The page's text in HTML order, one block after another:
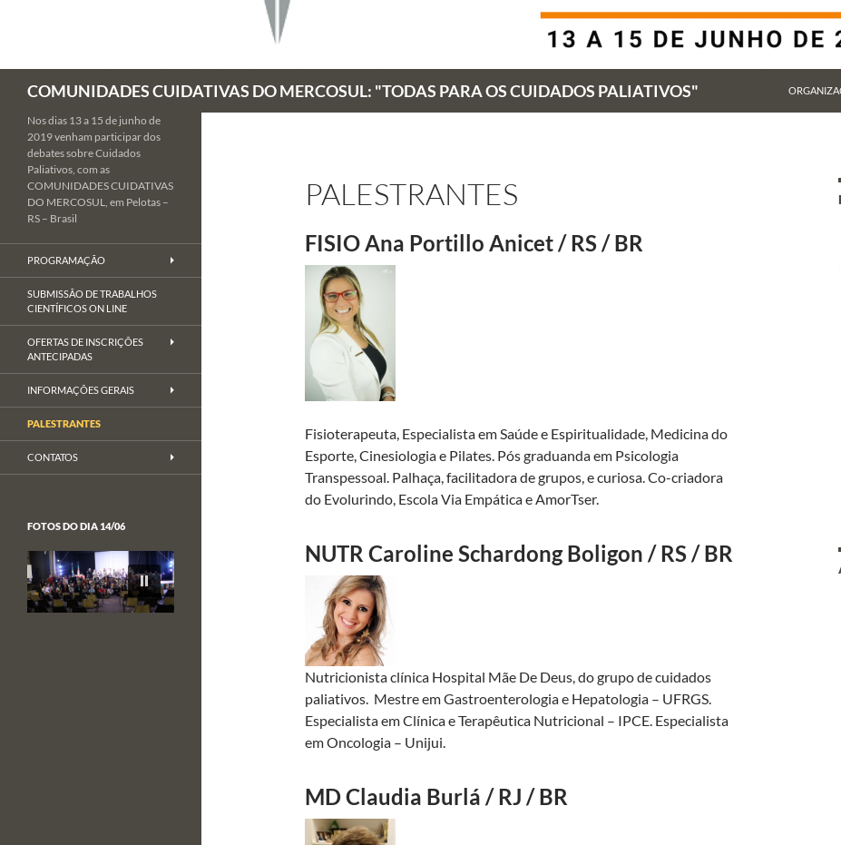
COMUNIDADES CUIDATIVAS DO MERCOSUL: "TODAS PARA OS CUIDADOS PALIATIVOS"
PALESTRANTES
FISIO Ana Portillo Anicet / RS / BR
Fisioterapeuta, Especialista em Saúde e Espiritualidade, Medicina do
Esporte, Cinesiologia e Pilates. Pós graduanda em Psicologia
Transpessoal. Palhaça, facilitadora de grupos, e curiosa. Co-criadora
do Evolurindo, Escola Via Empática e AmorTser.
NUTR Caroline Schardong Boligon / RS / BR
Nutricionista clínica Hospital Mãe De Deus, do grupo de cuidados
paliativos. Mestre em Gastroenterologia e Hepatologia – UFRGS.
Especialista em Clínica e Terapêutica Nutricional – IPCE. Especialista
em Oncologia – Unijui.
MD Claudia Burlá / RJ / BR
Nos dias 13 a 15 de junho de
2019 venham participar dos
debates sobre Cuidados
Paliativos, com as
COMUNIDADES CUIDATIVAS
DO MERCOSUL, em Pelotas –
RS – Brasil
PROGRAMAÇÃO
SUBMISSÃO DE TRABALHOS
CIENTÍFICOS ON LINE
OFERTAS DE INSCRIÇÕES
ANTECIPADAS
INFORMAÇÕES GERAIS
PALESTRANTES
CONTATOS
FOTOS DO DIA 14/06